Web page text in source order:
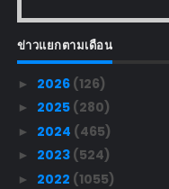
ข่าวแยกตามเดือน
► 2026 (126)
► 2025 (280)
► 2024 (465)
► 2023 (524)
► 2022 (1055)